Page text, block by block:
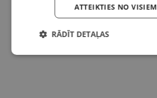
ATTEIKTIES NO VISIEM
RĀDĪT DETAĻAS